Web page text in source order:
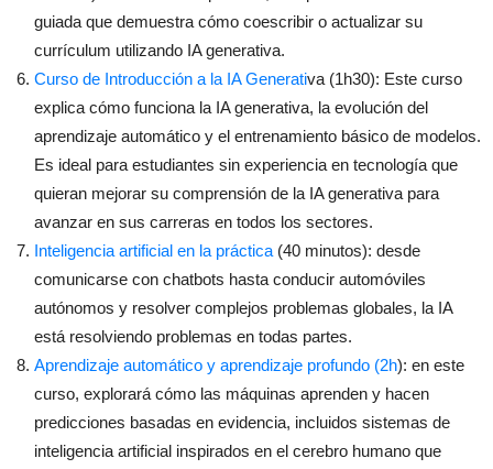
guiada que demuestra cómo coescribir o actualizar su
currículum utilizando IA generativa.
Curso de Introducción a la IA Generativa (1h30): Este curso
explica cómo funciona la IA generativa, la evolución del
aprendizaje automático y el entrenamiento básico de modelos.
Es ideal para estudiantes sin experiencia en tecnología que
quieran mejorar su comprensión de la IA generativa para
avanzar en sus carreras en todos los sectores.
Inteligencia artificial en la práctica (40 minutos): desde
comunicarse con chatbots hasta conducir automóviles
autónomos y resolver complejos problemas globales, la IA
está resolviendo problemas en todas partes.
Aprendizaje automático y aprendizaje profundo (2h): en este
curso, explorará cómo las máquinas aprenden y hacen
predicciones basadas en evidencia, incluidos sistemas de
inteligencia artificial inspirados en el cerebro humano que